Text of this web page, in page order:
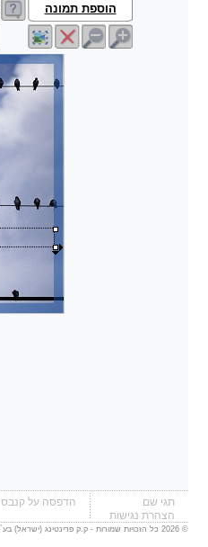
הוספת תמונה
תגי שם
הצהרת נגישות
הדפסה על קנבס
© 2026 כל הזכויות שמורות - ק.ק פרינטינג (ישראל) בע`מ ©